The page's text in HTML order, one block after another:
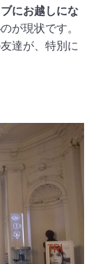
にお越しにな
のが現状です。
達が、特別に